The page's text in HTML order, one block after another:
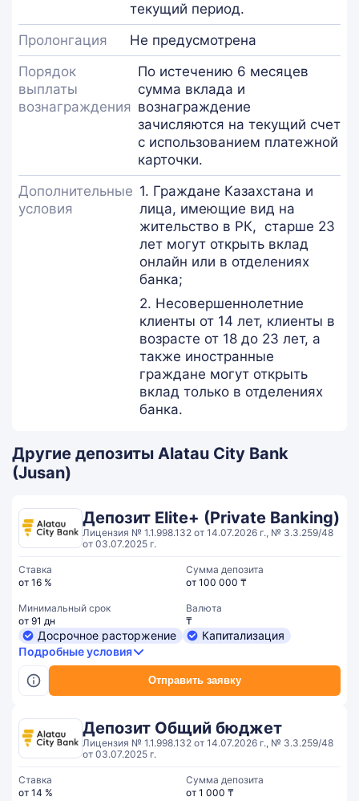
текущий период.
Пролонгация
Не предусмотрена
Порядок
выплаты
вознаграждения
По истечению 6 месяцев
сумма вклада и
вознаграждение
зачисляются на текущий счет
с использованием платежной
карточки.
Дополнительные
условия
1. Граждане Казахстана и
лица, имеющие вид на
жительство в РК, старше 23
лет могут открыть вклад
онлайн или в отделениях
банка;
2. Несовершеннолетние
клиенты от 14 лет, клиенты в
возрасте от 18 до 23 лет, а
также иностранные
граждане могут открыть
вклад только в отделениях
банка.
Другие депозиты Alatau City Bank
(Jusan)
Депозит Elite+ (Private Banking)
Лицензия № 1.1.998.132 от 14.07.2026 г., № 3.3.259/48
от 03.07.2025 г.
Отправить заявку
Ставка
от 16 %
Сумма депозита
от 100 000 ₸
Минимальный срок
от 91 дн
Валюта
₸
Досрочное расторжение
Капитализация
Подробные условия
Депозит Общий бюджет
Лицензия № 1.1.998.132 от 14.07.2026 г., № 3.3.259/48
от 03.07.2025 г.
Ставка
от 14 %
Сумма депозита
от 1 000 ₸